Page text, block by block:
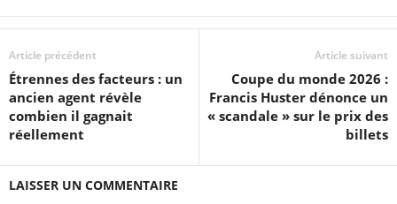
Article précédent
Étrennes des facteurs : un
ancien agent révèle
combien il gagnait
réellement
Article suivant
Coupe du monde 2026 :
Francis Huster dénonce un
« scandale » sur le prix des
billets
LAISSER UN COMMENTAIRE